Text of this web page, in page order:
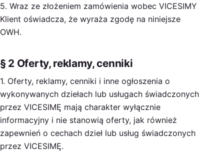
5. Wraz ze złożeniem zamówienia wobec VICESIMY
Klient oświadcza, że wyraża zgodę na niniejsze
OWH.
§ 2 Oferty, reklamy, cenniki
1. Oferty, reklamy, cenniki i inne ogłoszenia o
wykonywanych dziełach lub usługach świadczonych
przez VICESIMĘ mają charakter wyłącznie
informacyjny i nie stanowią oferty, jak również
zapewnień o cechach dzieł lub usług świadczonych
przez VICESIMĘ.